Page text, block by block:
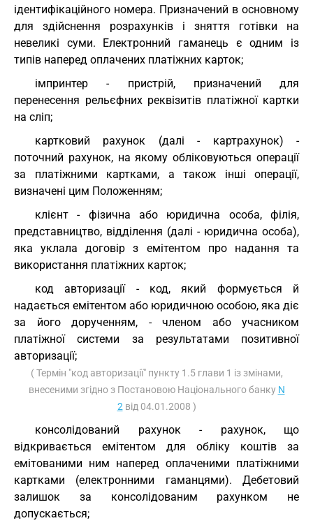
ідентифікаційного номера. Призначений в основному
для здійснення розрахунків і зняття готівки на
невеликі суми. Електронний гаманець є одним із
типів наперед оплачених платіжних карток;
імпринтер - пристрій, призначений для
перенесення рельєфних реквізитів платіжної картки
на сліп;
картковий рахунок (далі - картрахунок) -
поточний рахунок, на якому обліковуються операції
за платіжними картками, а також інші операції,
визначені цим Положенням;
клієнт - фізична або юридична особа, філія,
представництво, відділення (далі - юридична особа),
яка уклала договір з емітентом про надання та
використання платіжних карток;
код авторизації - код, який формується й
надається емітентом або юридичною особою, яка діє
за його дорученням, - членом або учасником
платіжної системи за результатами позитивної
авторизації;
( Термін "код авторизації" пункту 1.5 глави 1 із змінами,
внесеними згідно з Постановою Національного банку N
2 від 04.01.2008 )
консолідований рахунок - рахунок, що
відкривається емітентом для обліку коштів за
емітованими ним наперед оплаченими платіжними
картками (електронними гаманцями). Дебетовий
залишок за консолідованим рахунком не
допускається;